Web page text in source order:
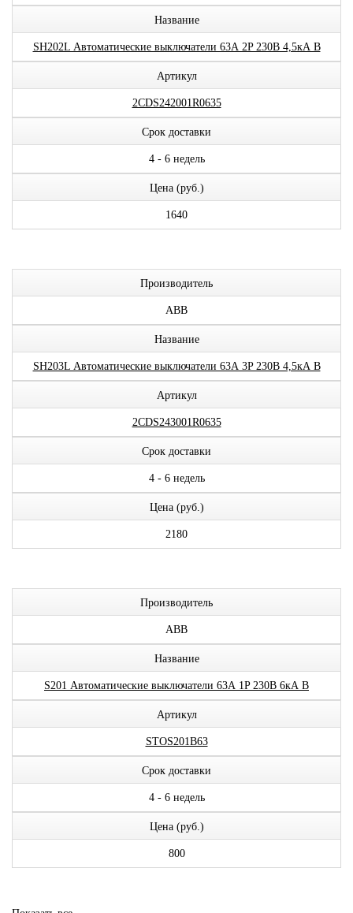
Название
SH202L Автоматические выключатели 63А 2P 230В 4,5кА B
Артикул
2CDS242001R0635
Срок доставки
4 - 6 недель
Цена (руб.)
1640
Производитель
ABB
Название
SH203L Автоматические выключатели 63А 3P 230В 4,5кА B
Артикул
2CDS243001R0635
Срок доставки
4 - 6 недель
Цена (руб.)
2180
Производитель
ABB
Название
S201 Автоматические выключатели 63А 1P 230В 6кА B
Артикул
STOS201B63
Срок доставки
4 - 6 недель
Цена (руб.)
800